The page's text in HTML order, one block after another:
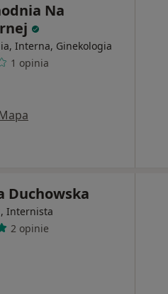
Na
Interna, Ginekologia
1 opinia
Duchowska
Internista
2 opinie